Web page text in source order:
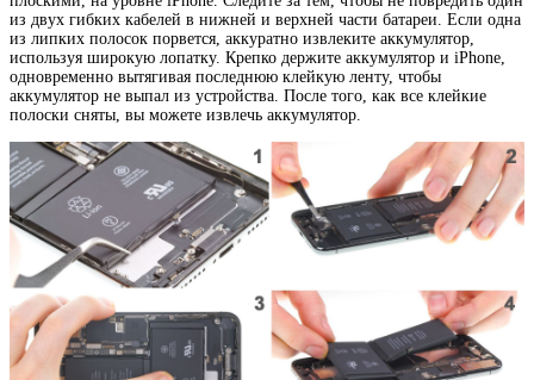
из двух гибких кабелей в нижней и верхней части батареи. Если одна
из липких полосок порвется, аккуратно извлеките аккумулятор,
используя широкую лопатку. Крепко держите аккумулятор и iPhone,
одновременно вытягивая последнюю клейкую ленту, чтобы
аккумулятор не выпал из устройства. После того, как все клейкие
полоски сняты, вы можете извлечь аккумулятор.